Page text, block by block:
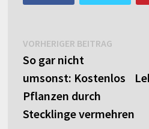
VORHERIGER BEITRAG
So gar nicht
umsonst: Kostenlos
Pflanzen durch
Stecklinge vermehren